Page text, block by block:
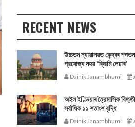
RECENT NEWS
উচ্চতম ন্যায়ালয়ত কেন্দ্ৰৰ
প্রযোজ্য নহয় 'ক্রিমি লেয়াৰ'
Dainik Janambhumi
অইল ইণ্ডিয়াৰ ত্রৈমাসিক
সর্বাধিক ১১ শতাংশ বৃদ্ধি
Dainik Janambhumi